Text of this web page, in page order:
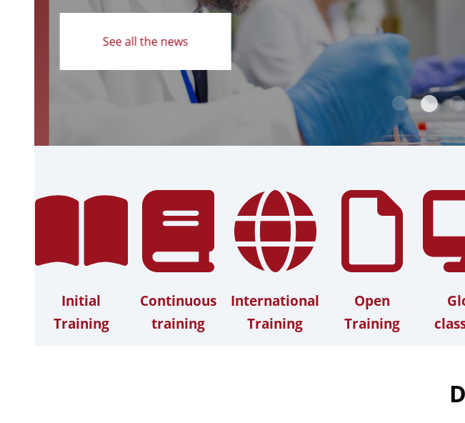
See all the news
Initial
Training
Continuous
training
International
Training
Open
Training